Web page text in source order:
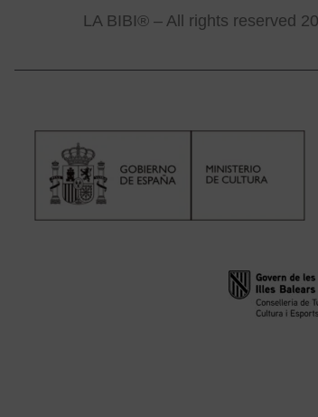
LA BIBI® – All rights reserved